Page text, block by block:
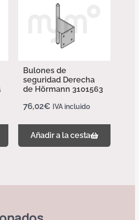
Bulones de
seguridad Derecha
de Hörmann 3101563
76,02€ IVA incluido
Añadir a la cesta